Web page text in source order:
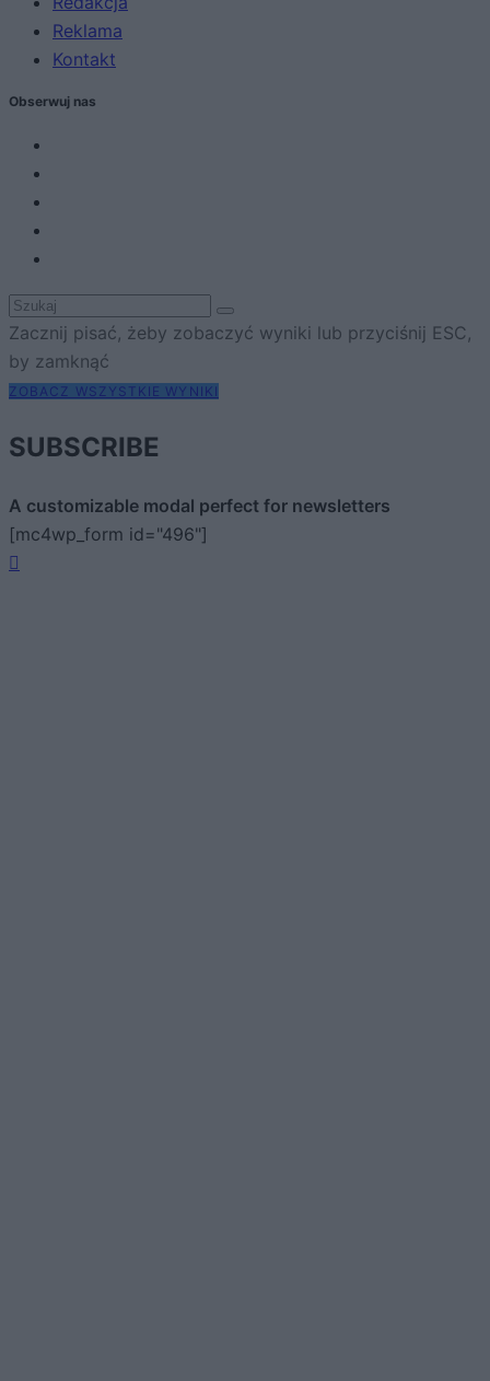
Reklama
Kontakt
Obserwuj nas
Zacznij pisać, żeby zobaczyć wyniki lub przyciśnij ESC,
by zamknąć
ZOBACZ WSZYSTKIE WYNIKI
SUBSCRIBE
A customizable modal perfect for newsletters
[mc4wp_form id="496"]